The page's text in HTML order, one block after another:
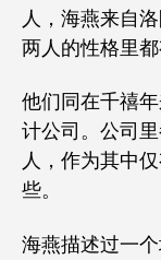
人，海燕来自
两人的性格里都
他们同在千禧
计公司。公司
人，作为其中
些。
海燕描述过一